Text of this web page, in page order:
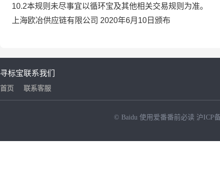
10.2本规则未尽事宜以循环宝及其他相关交易规则为准。
上海欧冶供应链有限公司 2020年6月10日颁布
寻标宝
首页
联系我们
联系客服
© Baidu 使用爱番番前必读 沪ICP